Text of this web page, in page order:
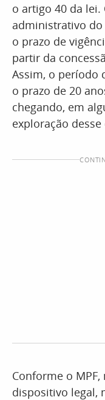
o artigo 40 da lei.
administrativo do
o prazo de
partir da
Assim, o período
o prazo de 20
chegando, em
exploração
Conforme o
dispositivo legal,